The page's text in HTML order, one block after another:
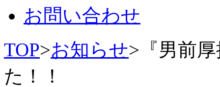
お問い合わせ
TOP>お知らせ> 『男前
た！！